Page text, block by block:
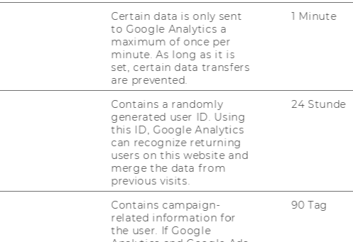
Certain data is only sent
to Google Analytics a
maximum of once per
minute. As long as it is
set, certain data transfers
are prevented.
1 Minute
Contains a randomly
generated user ID. Using
this ID, Google Analytics
can recognize returning
users on this website and
merge the data from
previous visits.
24 Stunde
Contains campaign-
related information for
the user. If Google
90 Tag